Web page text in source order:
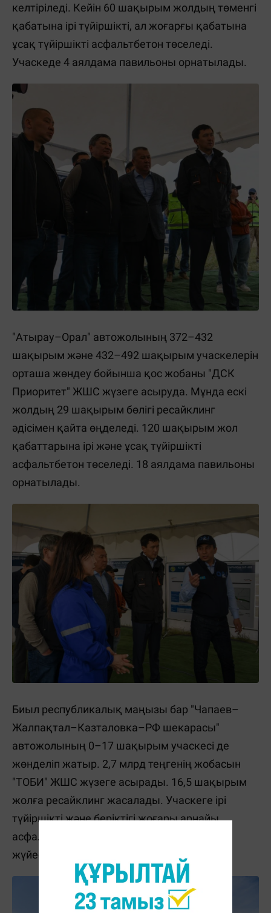
келтіріледі. Кейін 60 шақырым жолдың төменгі
қабатына ірі түйіршікті, ал жоғарғы қабатына
ұсақ түйіршікті асфальтбетон төселеді.
Учаскеде 4 аялдама павильоны орнатылады.
"Атырау–Орал" автожолының 372–432
шақырым және 432–492 шақырым учаскелерін
орташа жөндеу бойынша қос жобаны "ДСК
Приоритет" ЖШС жүзеге асыруда. Мұнда ескі
жолдың 29 шақырым бөлігі ресайклинг
әдісімен қайта өңделеді. 120 шақырым жол
қабаттарына ірі және ұсақ түйіршікті
асфальтбетон төселеді. 18 аялдама павильоны
орнатылады.
Биыл республикалық маңызы бар "Чапаев–
Жалпақтал–Казталовка–РФ шекарасы"
автожолының 0–17 шақырым учаскесі де
жөнделіп жатыр. 2,7 млрд теңгенің жобасын
"ТОБИ" ЖШС жүзеге асырады. 16,5 шақырым
жолға ресайклинг жасалады. Учаскеге ірі
түйіршікті және беріктігі жоғары арнайы
асфальтбетон төселіп, 1 автоматты өлшеу
жүйесі орнатылады.